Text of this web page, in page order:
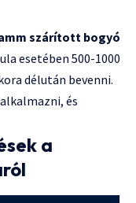
szárított bogyó
esetében 500-1000
délután bevenni.
és
a